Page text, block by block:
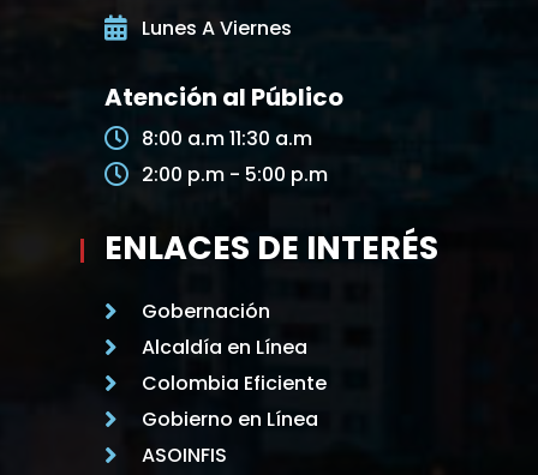
Lunes A Viernes
Atención al Público
8:00 a.m 11:30 a.m
2:00 p.m - 5:00 p.m
ENLACES DE INTERÉS
Gobernación
Alcaldía en Línea
Colombia Eficiente
Gobierno en Línea
ASOINFIS